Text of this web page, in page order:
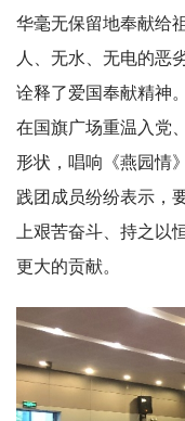
华毫无保留地奉献给
人、无水、无电的恶
诠释了爱国奉献精神
在国旗广场重温入党
形状，唱响《燕园情
践团成员纷纷表示，
上艰苦奋斗、持之以
更大的贡献。